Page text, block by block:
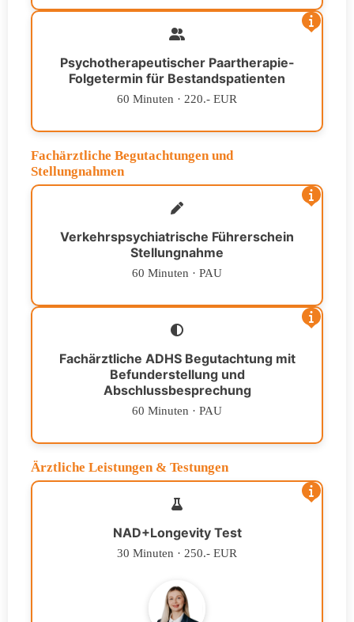
Psychotherapeutischer Paartherapie-
Folgetermin für Bestandspatienten
60 Minuten · 220.- EUR
Fachärztliche Begutachtungen und
Stellungnahmen
Verkehrspsychiatrische Führerschein
Stellungnahme
60 Minuten · PAU
Fachärztliche ADHS Begutachtung mit
Befunderstellung und
Abschlussbesprechung
60 Minuten · PAU
Ärztliche Leistungen & Testungen
NAD+Longevity Test
30 Minuten · 250.- EUR